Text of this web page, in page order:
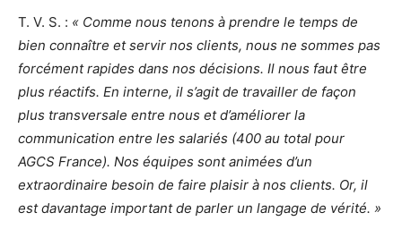
T. V. S. : « Comme nous tenons à prendre le temps de
bien connaître et servir nos clients, nous ne sommes pas
forcément rapides dans nos décisions. Il nous faut être
plus réactifs. En interne, il s’agit de travailler de façon
plus transversale entre nous et d’améliorer la
communication entre les salariés (400 au total pour
AGCS France). Nos équipes sont animées d’un
extraordinaire besoin de faire plaisir à nos clients. Or, il
est davantage important de parler un langage de vérité. »